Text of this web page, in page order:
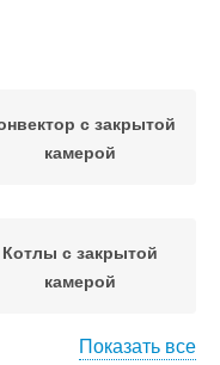
с закрытой
камерой
Котлы с закрытой
камерой
Показать все